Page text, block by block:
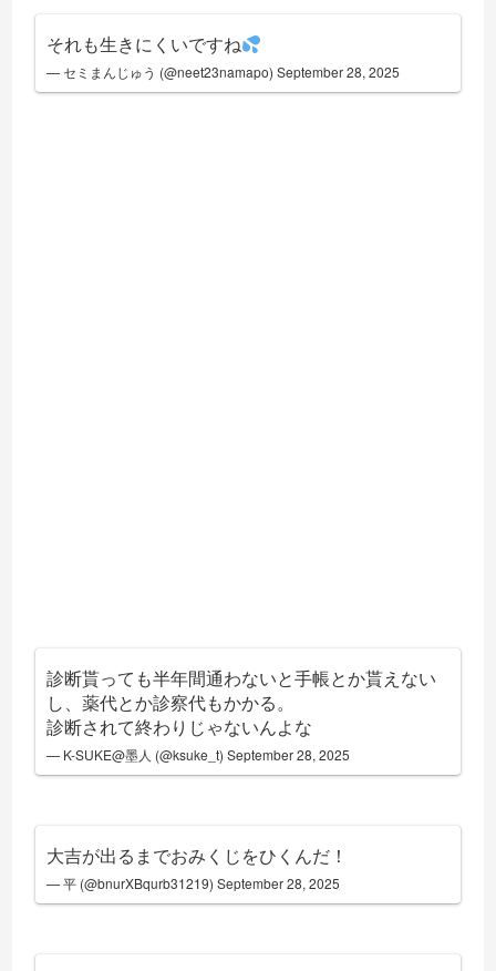
それも生きにくいですね
— セミまんじゅう (@neet23namapo)September 28, 2025
診断貰っても半年間通わないと手帳とか貰えない
し、薬代とか診察代もかかる。
診断されて終わりじゃないんよな
— K-SUKE@墨人 (@ksuke_t)September 28, 2025
大吉が出るまでおみくじをひくんだ！
— 平 (@bnurXBqurb31219)September 28, 2025